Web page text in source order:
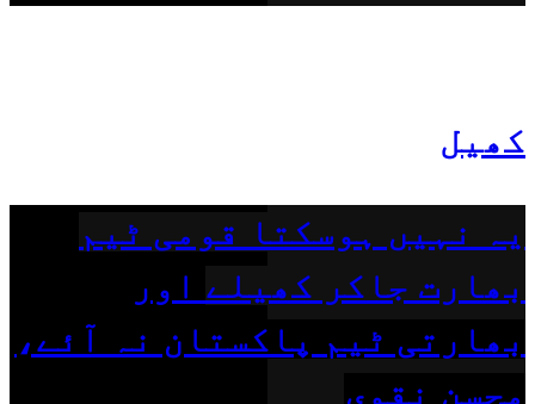
کھیل
یہ نہیں ہوسکتا قومی ٹیم
بھارت جاکر کھیلے اور
بھارتی ٹیم پاکستان نہ آئے،
محسن نقوی